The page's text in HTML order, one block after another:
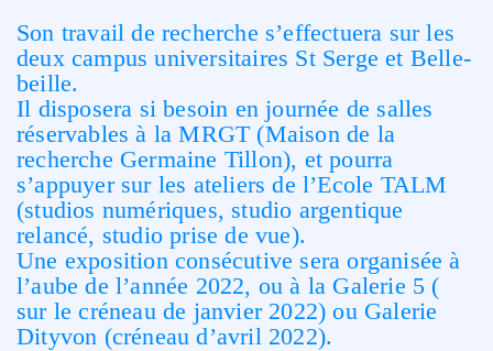
Son travail de recherche s’effectuera sur les
deux campus universitaires St Serge et Belle-
beille.
Il disposera si besoin en journée de salles
réservables à la MRGT (Maison de la
recherche Germaine Tillon), et pourra
s’appuyer sur les ateliers de l’Ecole TALM
(studios numériques, studio argentique
relancé, studio prise de vue).
Une exposition consécutive sera organisée à
l’aube de l’année 2022, ou à la Galerie 5 (
sur le créneau de janvier 2022) ou Galerie
Dityvon (créneau d’avril 2022).